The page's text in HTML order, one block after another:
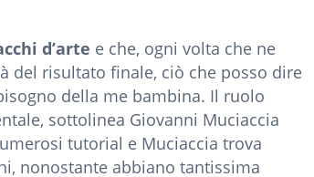
d’arte e che, ogni volta che ne
del risultato finale, ciò che posso dire
della me bambina. Il ruolo
sottolinea Giovanni Muciaccia
tutorial e Muciaccia trova
nonostante abbiano tantissima